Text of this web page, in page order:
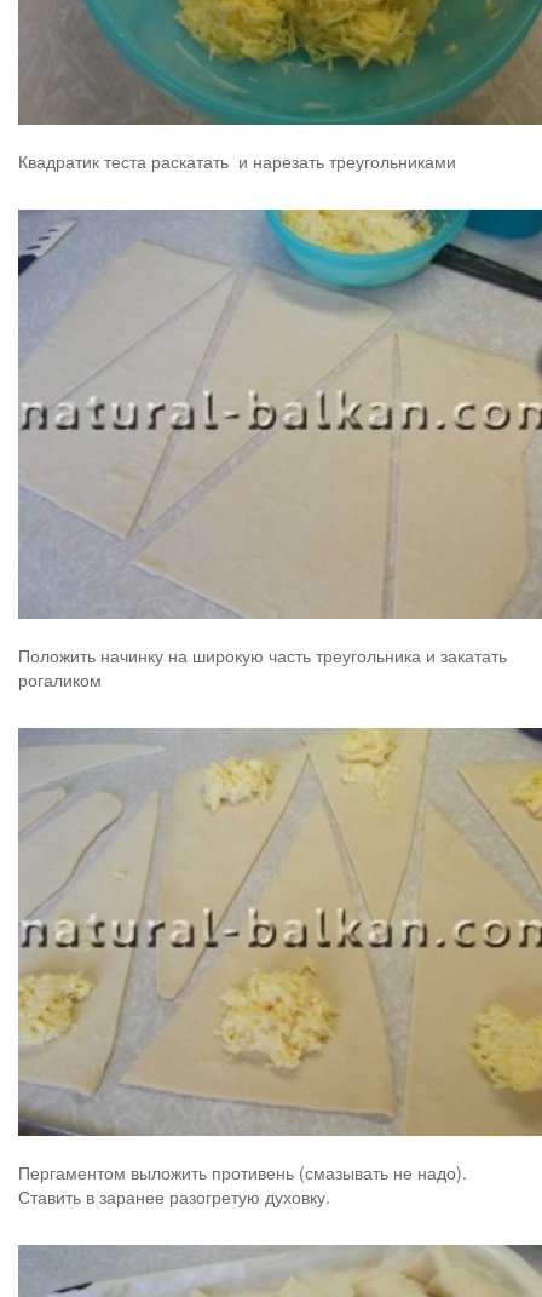
Квадратик теста раскатать и нарезать треугольниками
Положить начинку на широкую часть треугольника и закатать
рогаликом
Пергаментом выложить противень (смазывать не надо).
Ставить в заранее разогретую духовку.